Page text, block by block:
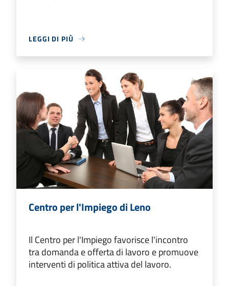
LEGGI DI PIÙ
Centro per l'Impiego di Leno
Il Centro per l'Impiego favorisce l'incontro
tra domanda e offerta di lavoro e promuove
interventi di politica attiva del lavoro.